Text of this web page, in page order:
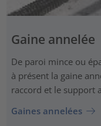
Gaine annelée
De paroi mince ou
à présent la gaine
raccord et le support
Gaines annelées